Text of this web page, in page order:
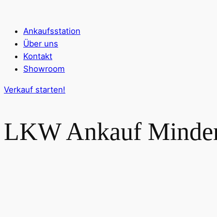
Ankaufsstation
Über uns
Kontakt
Showroom
Verkauf starten!
LKW Ankauf